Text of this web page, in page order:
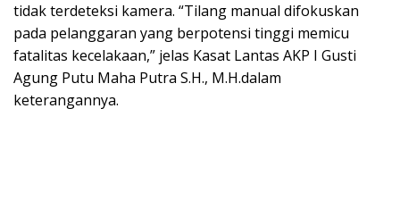
tidak terdeteksi kamera. “Tilang manual difokuskan
pada pelanggaran yang berpotensi tinggi memicu
fatalitas kecelakaan,” jelas Kasat Lantas AKP I Gusti
Agung Putu Maha Putra S.H., M.H.dalam
keterangannya.